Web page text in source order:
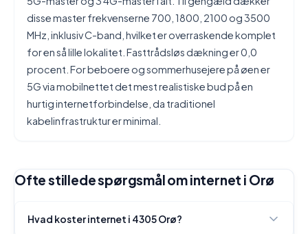
disse master frekvenserne 700, 1800, 2100 og 3500
MHz, inklusiv C-band, hvilket er overraskende komplet
for en så lille lokalitet. Fasttrådsløs dækning er 0,0
procent. For beboere og sommerhusejere på øen er
5G via mobilnettet det mest realistiske bud på en
hurtig internetforbindelse, da traditionel
kabelinfrastruktur er minimal.
Ofte stillede spørgsmål om internet i Orø
Hvad koster internet i 4305 Orø?